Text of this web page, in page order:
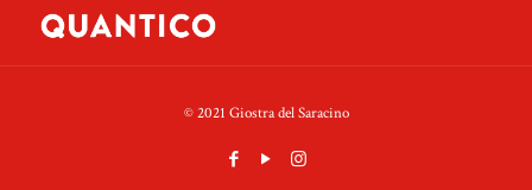
© 2021 Giostra del Saracino